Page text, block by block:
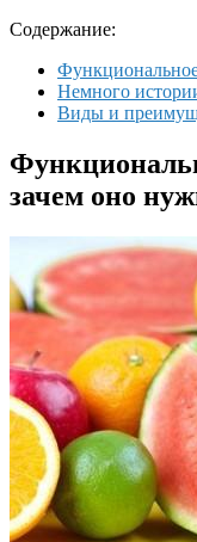
Содержание:
Немного
Виды и
зачем оно